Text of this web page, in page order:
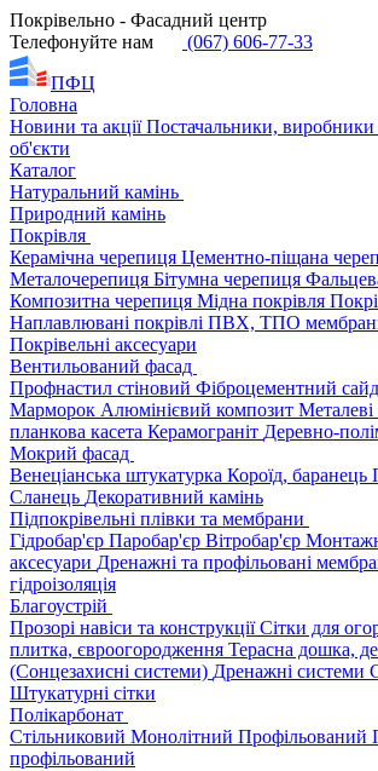
Покрівельно - Фасадний центр
Телефонуйте нам
(067) 606-77-33
ПФЦ
Головна
Новини та акціїПостачальники, виробники
об'єкти
Каталог
Натуральний камінь
Природний камінь
Покрівля
Керамічна черепиця Цементно-піщана
Металочерепиця Бітумна черепиця
Композитна черепиця Мідна покрівля
Наплавлювані покрівлі ПВХ, ТПО
Покрівельні аксесуари
Вентильований фасад
Профнастил стіновий Фіброцементний
Марморок Алюмінієвий композит Металеві
планкова касета Керамограніт Деревно-
Мокрий фасад
Венеціанська штукатурка Короїд, баранець
Сланець Декоративний камінь
Підпокрівельні плівки та мембрани
Гідробар'єр Паробар'єр Вітробар'єр
аксесуари Дренажні та профільовані
гідроізоляція
Благоустрій
Прозорі навіси та конструкціїСітки для
плитка, євроогородження Терасна дошка,
(Сонцезахисні системи) Дренажні системи
Штукатурні сітки
Полікарбонат
Стільниковий Монолітний Профільований
профільований